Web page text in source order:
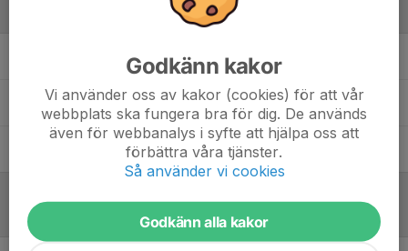
Jesper Olsson Huvudtränare
Joacim Larsson Tränare
Leif OlssonMassör
Referat
Godkänn kakor
Vi använder oss av kakor (cookies) för att vår
webbplats ska fungera bra för dig. De används
även för webbanalys i syfte att hjälpa oss att
förbättra våra tjänster.
Så använder vi cookies
Godkänn alla kakor